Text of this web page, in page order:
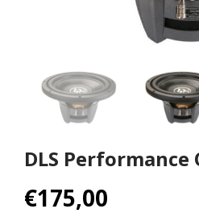
DLS Performance
€175,00